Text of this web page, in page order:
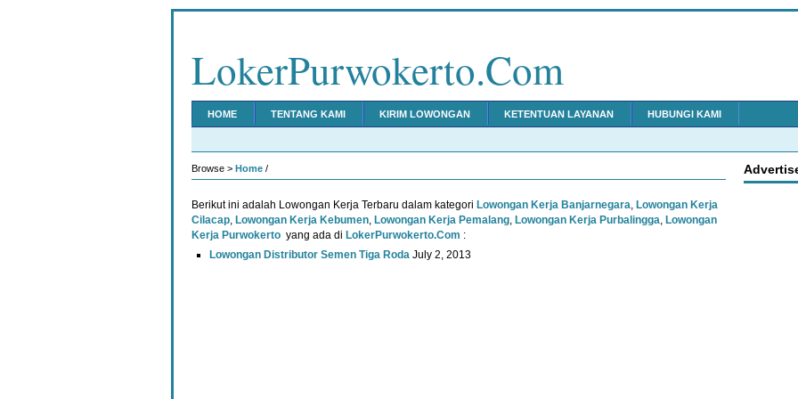
LokerPurwokerto.Com
HOME TENTANG KAMI KIRIM LOWONGAN KETENTUAN LAYANAN HUBUNGI KAMI
Browse > Home /
Berikut ini adalah Lowongan Kerja Terbaru dalam kategori Lowongan Kerja Banjarnegara, Lowongan Kerja
Cilacap, Lowongan Kerja Kebumen, Lowongan Kerja Pemalang, Lowongan Kerja Purbalingga, Lowongan
Kerja Purwokerto yang ada di LokerPurwokerto.Com :
Lowongan Distributor Semen Tiga Roda July 2, 2013